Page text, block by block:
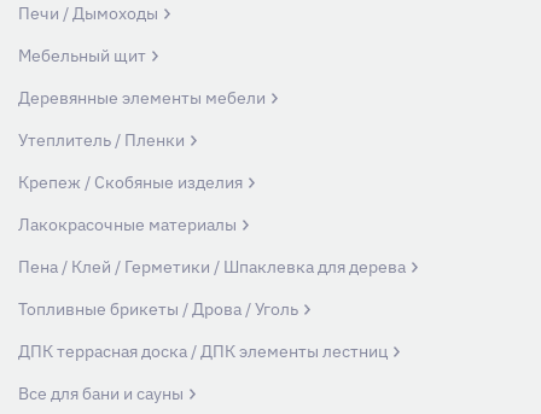
Печи / Дымоходы
Мебельный щит
Деревянные элементы мебели
Утеплитель / Пленки
Крепеж / Скобяные изделия
Лакокрасочные материалы
Пена / Клей / Герметики / Шпаклевка для дерева
Топливные брикеты / Дрова / Уголь
ДПК террасная доска / ДПК элементы лестниц
Все для бани и сауны